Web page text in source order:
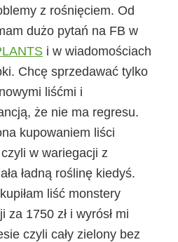
z rośnięciem. Od
dużo pytań na FB w
i w wiadomościach
Chcę sprzedawać tylko
liśćmi i
że nie ma regresu.
kupowaniem liści
w wariegacji z
ładną roślinę kiedyś.
liść monstery
1750 zł i wyrósł mi
czyli cały zielony bez